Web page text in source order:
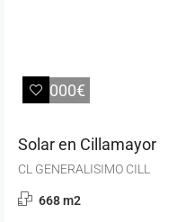
28.000€
Solar en Cillamayor
CL GENERALISIMO CILL
668 m2